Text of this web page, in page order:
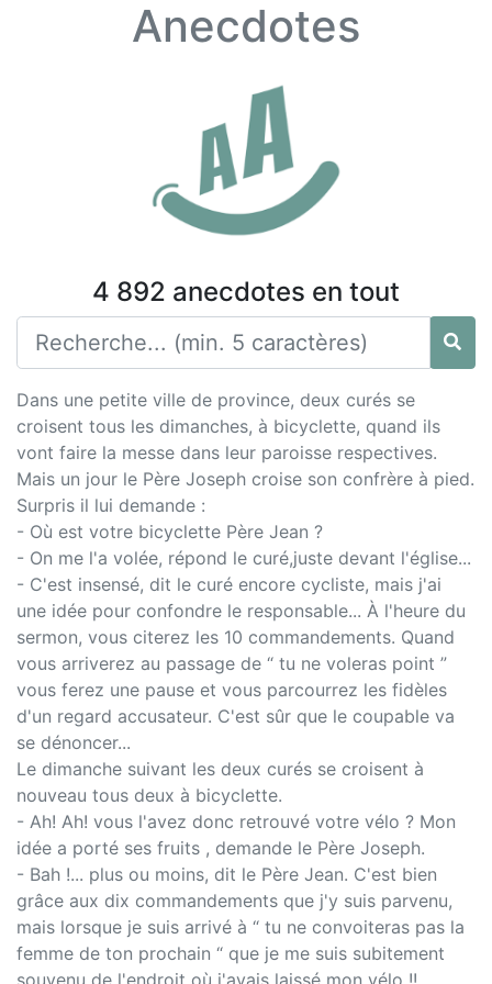
Anecdotes
4 892 anecdotes en tout
Dans une petite ville de province, deux curés se
croisent tous les dimanches, à bicyclette, quand ils
vont faire la messe dans leur paroisse respectives.
Mais un jour le Père Joseph croise son confrère à pied.
Surpris il lui demande :
- Où est votre bicyclette Père Jean ?
- On me l'a volée, répond le curé,juste devant l'église...
- C'est insensé, dit le curé encore cycliste, mais j'ai
une idée pour confondre le responsable... À l'heure du
sermon, vous citerez les 10 commandements. Quand
vous arriverez au passage de “ tu ne voleras point ”
vous ferez une pause et vous parcourrez les fidèles
d'un regard accusateur. C'est sûr que le coupable va
se dénoncer...
Le dimanche suivant les deux curés se croisent à
nouveau tous deux à bicyclette.
- Ah! Ah! vous l'avez donc retrouvé votre vélo ? Mon
idée a porté ses fruits , demande le Père Joseph.
- Bah !... plus ou moins, dit le Père Jean. C'est bien
grâce aux dix commandements que j'y suis parvenu,
mais lorsque je suis arrivé à “ tu ne convoiteras pas la
femme de ton prochain “ que je me suis subitement
souvenu de l'endroit où j'avais laissé mon vélo !!